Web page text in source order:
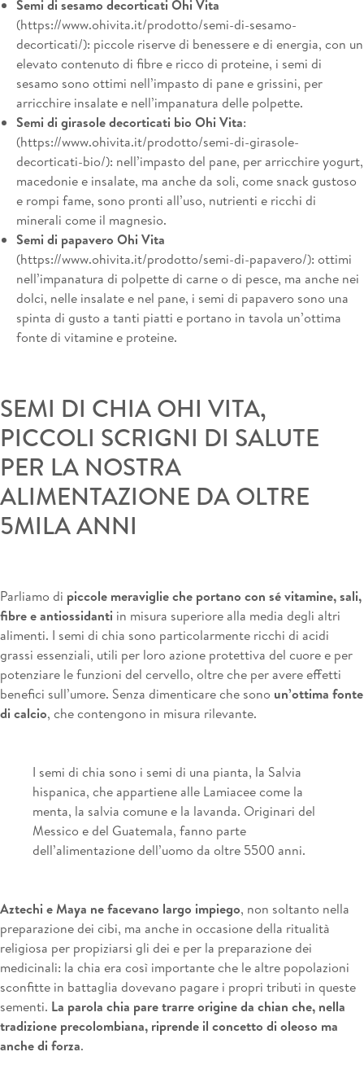
Semi di sesamo decorticati Ohi Vita
(https://www.ohivita.it/prodotto/semi-di-sesamo-
decorticati/): piccole riserve di benessere e di energia, con un
elevato contenuto di fibre e ricco di proteine, i semi di
sesamo sono ottimi nell’impasto di pane e grissini, per
arricchire insalate e nell’impanatura delle polpette.
Semi di girasole decorticati bio Ohi Vita:
(https://www.ohivita.it/prodotto/semi-di-girasole-
decorticati-bio/): nell’impasto del pane, per arricchire yogurt,
macedonie e insalate, ma anche da soli, come snack gustoso
e rompi fame, sono pronti all’uso, nutrienti e ricchi di
minerali come il magnesio.
Semi di papavero Ohi Vita
(https://www.ohivita.it/prodotto/semi-di-papavero/): ottimi
nell’impanatura di polpette di carne o di pesce, ma anche nei
dolci, nelle insalate e nel pane, i semi di papavero sono una
spinta di gusto a tanti piatti e portano in tavola un’ottima
fonte di vitamine e proteine.
SEMI DI CHIA OHI VITA,
PICCOLI SCRIGNI DI SALUTE
PER LA NOSTRA
ALIMENTAZIONE DA OLTRE
5MILA ANNI
Parliamo di piccole meraviglie che portano con sé vitamine, sali,
fibre e antiossidanti in misura superiore alla media degli altri
alimenti. I semi di chia sono particolarmente ricchi di acidi
grassi essenziali, utili per loro azione protettiva del cuore e per
potenziare le funzioni del cervello, oltre che per avere effetti
benefici sull’umore. Senza dimenticare che sono un’ottima fonte
di calcio, che contengono in misura rilevante.
I semi di chia sono i semi di una pianta, la Salvia
hispanica, che appartiene alle Lamiacee come la
menta, la salvia comune e la lavanda. Originari del
Messico e del Guatemala, fanno parte
dell’alimentazione dell’uomo da oltre 5500 anni.
Aztechi e Maya ne facevano largo impiego, non soltanto nella
preparazione dei cibi, ma anche in occasione della ritualità
religiosa per propiziarsi gli dei e per la preparazione dei
medicinali: la chia era così importante che le altre popolazioni
sconfitte in battaglia dovevano pagare i propri tributi in queste
sementi. La parola chia pare trarre origine da chian che, nella
tradizione precolombiana, riprende il concetto di oleoso ma
anche di forza.